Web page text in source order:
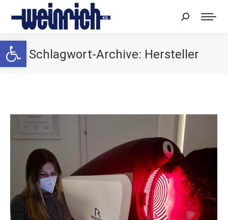
Werkzeugleiste öffnen
Search:
Schlagwort-Archive: Hersteller